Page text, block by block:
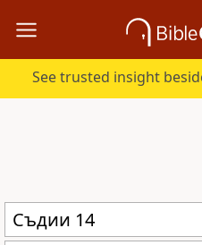
See trusted insight